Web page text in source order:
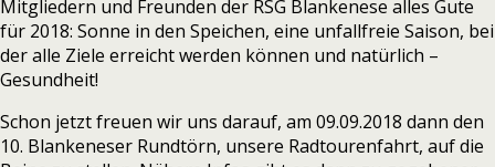
Mitgliedern und Freunden der RSG Blankenese alles Gute
für 2018: Sonne in den Speichen, eine unfallfreie Saison, bei
der alle Ziele erreicht werden können und natürlich –
Gesundheit!
Schon jetzt freuen wir uns darauf, am 09.09.2018 dann den
10. Blankeneser Rundtörn, unsere Radtourenfahrt, auf die